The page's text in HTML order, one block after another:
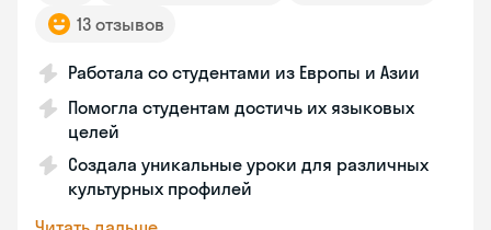
13 отзывов
Работала со студентами из Европы и Азии
Помогла студентам достичь их языковых
целей
Создала уникальные уроки для различных
культурных профилей